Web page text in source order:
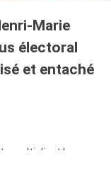
Marie
électoral
et entaché
multiplient les